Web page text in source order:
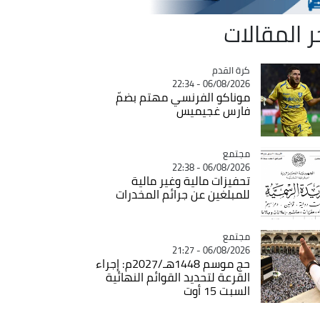
المقالات
Catégorie
كرة القدم
06/08/2026 - 22:34
موناكو الفرنسي مهتم بضمّ
فارس غجيميس
Catégorie
مجتمع
06/08/2026 - 22:38
تحفيزات مالية وغير مالية
للمبلغين عن جرائم المخدرات
Catégorie
مجتمع
06/08/2026 - 21:27
حج موسم 1448هـ/2027م: إجراء
القرعة لتحديد القوائم النهائية
السبت 15 أوت